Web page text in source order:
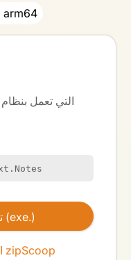
arm64
تحميل ملف التثبيت (exe.)
النسخة المحمولة بصيغة zipScoop